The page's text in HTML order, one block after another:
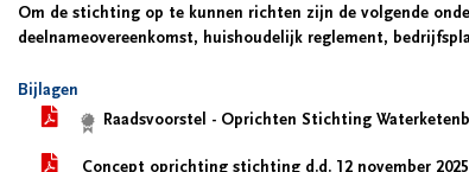
Om de stichting op te kunnen richten zijn de volgende
deelnameovereenkomst, huishoudelijk reglement,
Bijlagen
Raadsvoorstel - Oprichten Stichting
Concept oprichting stichting d.d. 12 november 2025